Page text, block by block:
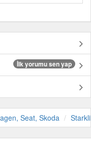
İlk yorumu sen yap
Seat, Skoda